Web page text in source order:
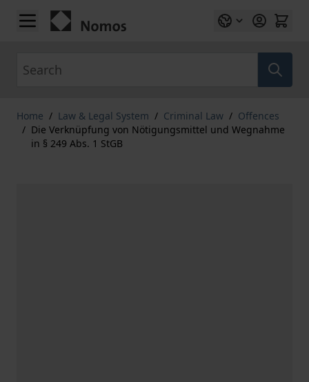
Skip to Content
Home / Law & Legal System / Criminal Law / Offences
/ Die Verknüpfung von Nötigungsmittel und Wegnahme
in § 249 Abs. 1 StGB